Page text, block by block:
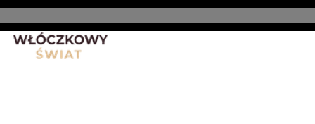
Promocje Nowe produkty